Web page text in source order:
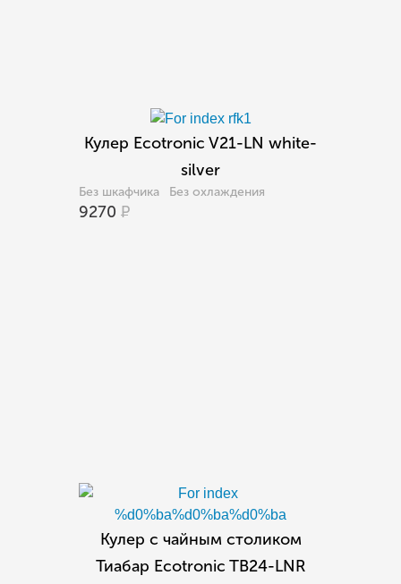
Кулер Ecotronic V21-LN white-
silver
Без шкафчика Без охлаждения
9270 Р
Кулер с чайным столиком
Тиабар Ecotronic TB24-LNR